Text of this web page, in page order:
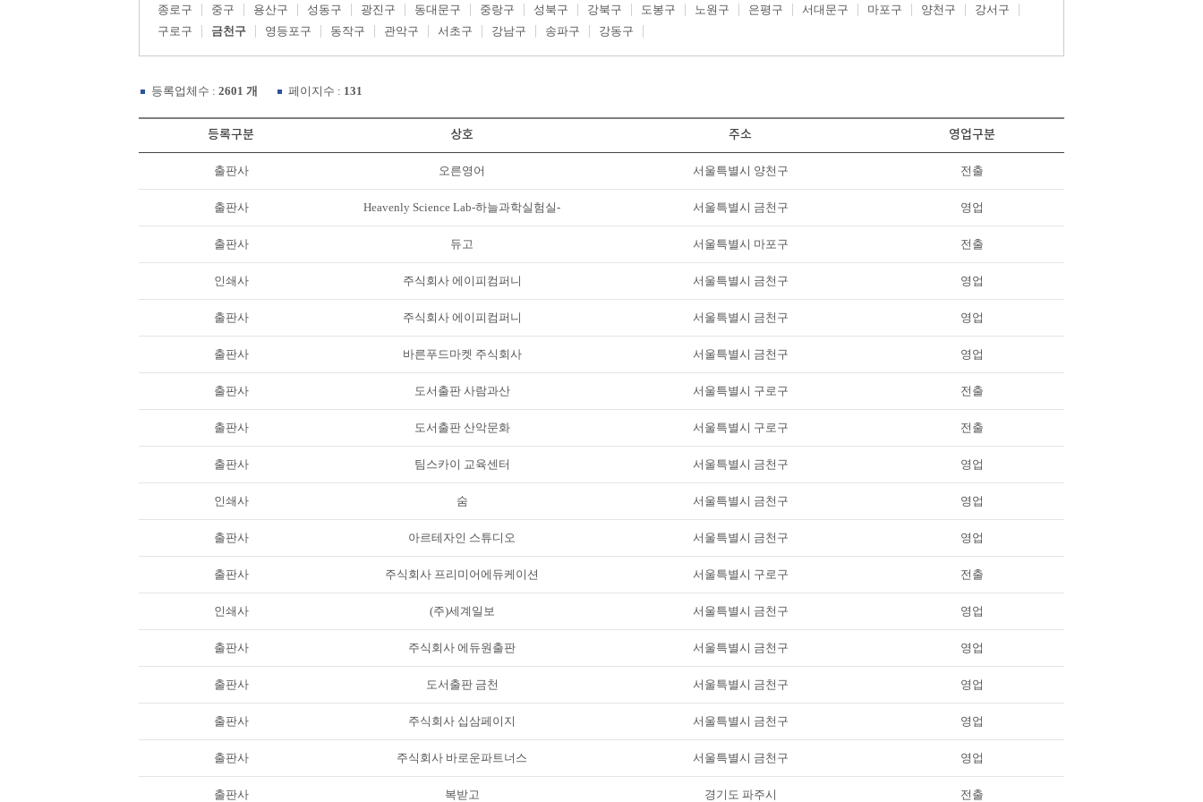
종로구 중구 용산구 성동구 광진구 동대문구 중랑구 성북구 강북구 도봉구 노원구 은평구 서대문구 마포구 양천구
강서구
구로구
금천구 영등포구 동작구 관악구 서초구 강남구 송파구 강동구
등록업체수 : 2601 개 페이지수 : 131
등록구분 상호 주소 영업구분
출판사 오른영어 서울특별시 양천구 전출
출판사 Heavenly Science Lab-하늘과학실험실- 서울특별시 금천구 영업
출판사 듀고 서울특별시 마포구 전출
인쇄사 주식회사 에이피컴퍼니 서울특별시 금천구 영업
출판사 주식회사 에이피컴퍼니 서울특별시 금천구 영업
출판사 바른푸드마켓 주식회사 서울특별시 금천구 영업
출판사 도서출판 사람과산 서울특별시 구로구 전출
출판사 도서출판 산악문화 서울특별시 구로구 전출
출판사 팀스카이 교육센터 서울특별시 금천구 영업
인쇄사 숨 서울특별시 금천구 영업
출판사 아르테자인 스튜디오 서울특별시 금천구 영업
출판사 주식회사 프리미어에듀케이션 서울특별시 구로구 전출
인쇄사 (주)세계일보 서울특별시 금천구 영업
출판사 주식회사 에듀원출판 서울특별시 금천구 영업
출판사 도서출판 금천 서울특별시 금천구 영업
출판사 주식회사 십삼페이지 서울특별시 금천구 영업
출판사 주식회사 바로운파트너스 서울특별시 금천구 영업
출판사 복받고 경기도 파주시 전출